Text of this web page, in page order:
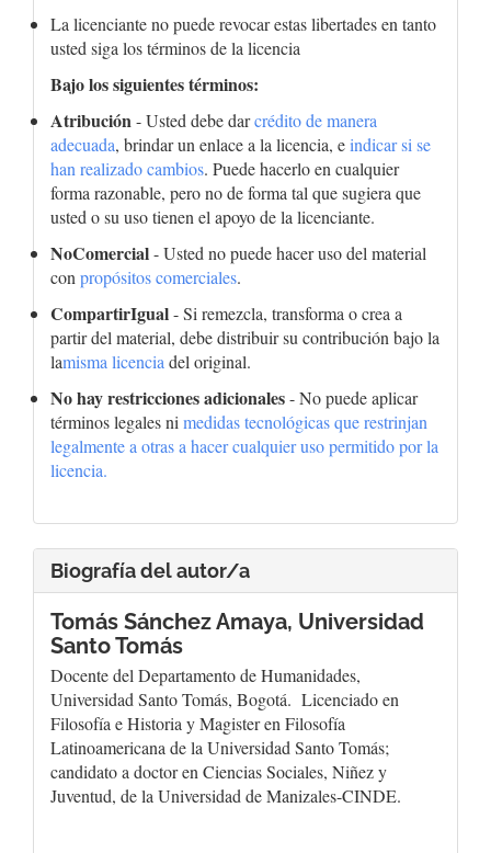
La licenciante no puede revocar estas libertades en tanto
usted siga los términos de la licencia
Bajo los siguientes términos:
Atribución- Usted debe darcrédito de manera
adecuada, brindar un enlace a la licencia, eindicar si se
han realizado cambios. Puede hacerlo en cualquier
forma razonable, pero no de forma tal que sugiera que
usted o su uso tienen el apoyo de la licenciante.
NoComercial- Usted no puede hacer uso del material
con propósitos comerciales.
CompartirIgual- Si remezcla, transforma o crea a
partir del material, debe distribuir su contribución bajo la
lamisma licencia del original.
No hay restricciones adicionales- No puede aplicar
términos legales ni medidas tecnológicas que restrinjan
legalmente a otras a hacer cualquier uso permitido por la
licencia.
Biografía del autor/a
Tomás Sánchez Amaya, Universidad
Santo Tomás
Docente del Departamento de Humanidades,
Universidad Santo Tomás, Bogotá. Licenciado en
Filosofía e Historia y Magister en Filosofía
Latinoamericana de la Universidad Santo Tomás;
candidato a doctor en Ciencias Sociales, Niñez y
Juventud, de la Universidad de Manizales-CINDE.